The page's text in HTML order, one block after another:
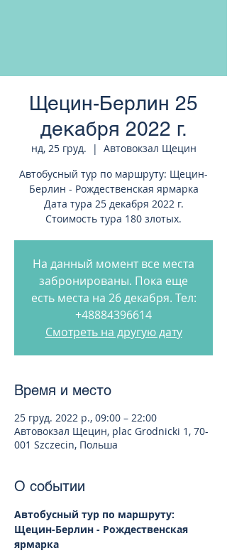
Щецин-Берлин 25
декабря 2022 г.
нд, 25 груд.
  |
Автовокзал Щецин
Автобусный тур по маршруту: Щецин-
Берлин - Рождественская ярмарка
Дата тура 25 декабря 2022 г.
Стоимость тура 180 злотых.
На данный момент все места
забронированы. Пока еще
есть места на 26 декабря. Тел:
+48884396614
Смотреть на другую дату
Время и место
25 груд. 2022 р., 09:00 – 22:00
Автовокзал Щецин, plac Grodnicki 1, 70-
001 Szczecin, Польша
О событии
Автобусный тур по маршруту:
Щецин-Берлин - Рождественская
ярмарка